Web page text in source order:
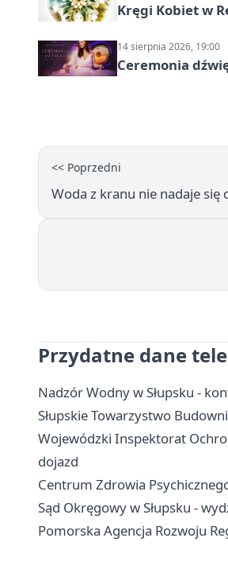
Kręgi Kobiet w
14 sierpnia 2026, 19:00
Ceremonia
<< Poprzedni
Woda z kranu nie nadaje się
Przydatne dane
Nadzór Wodny w Słupsku -
Słupskie Towarzystwo
Wojewódzki Inspektorat
dojazd
Centrum Zdrowia
Sąd Okręgowy w Słupsku -
Pomorska Agencja Rozwoju